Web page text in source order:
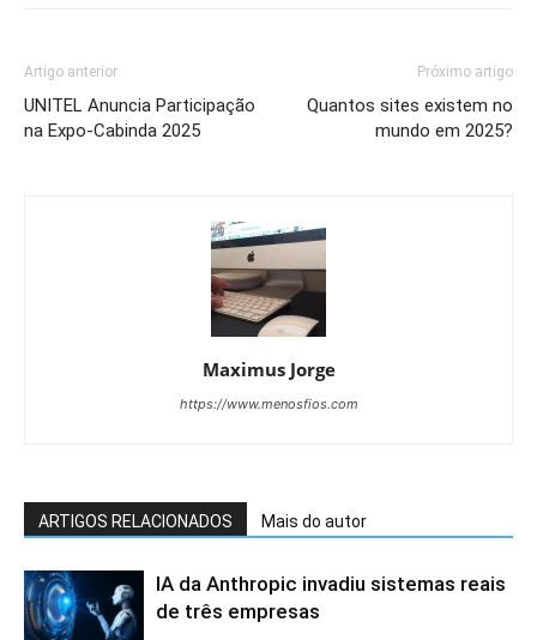
Artigo anterior
UNITEL Anuncia Participação
na Expo-Cabinda 2025
Próximo artigo
Quantos sites existem no
mundo em 2025?
Maximus Jorge
https://www.menosfios.com
ARTIGOS RELACIONADOS Mais do autor
IA da Anthropic invadiu sistemas reais
de três empresas